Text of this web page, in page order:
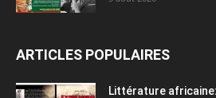
ARTICLES POPULAIRES
Littérature